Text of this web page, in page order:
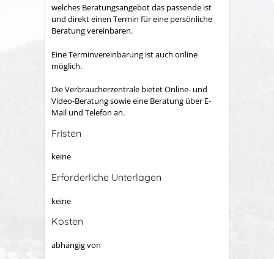
welches Beratungsangebot das passende ist
und direkt einen Termin für eine persönliche
Beratung vereinbaren.
Eine Terminvereinbarung ist auch online
möglich.
Die Verbraucherzentrale bietet Online- und
Video-Beratung sowie eine Beratung über E-
Mail und Telefon an.
Fristen
keine
Erforderliche Unterlagen
keine
Kosten
abhängig von